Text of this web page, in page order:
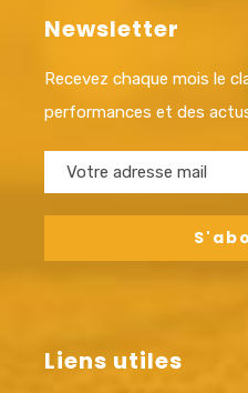
Newsletter
Recevez chaque mois le
performances et des
Liens utiles